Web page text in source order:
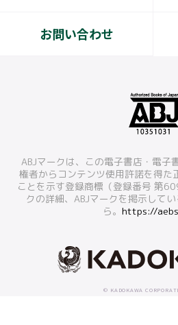
お問い合わせ
ABJマークは、この電子書店・電子
権者からコンテンツ使用許諾を得た
ことを示す登録商標（登録番号 第
クの詳細、ABJマークを掲示して
ら。 https://
© KADOKAWA